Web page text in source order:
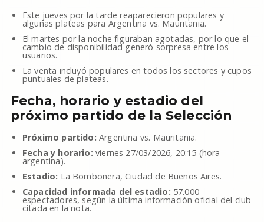
Este jueves por la tarde reaparecieron populares y
algunas plateas para Argentina vs. Mauritania.
El martes por la noche figuraban agotadas, por lo que el
cambio de disponibilidad generó sorpresa entre los
usuarios.
La venta incluyó populares en todos los sectores y cupos
puntuales de plateas.
Fecha, horario y estadio del
próximo partido de la Selección
Próximo partido: Argentina vs. Mauritania.
Fecha y horario: viernes 27/03/2026, 20:15 (hora
argentina).
Estadio: La Bombonera, Ciudad de Buenos Aires.
Capacidad informada del estadio: 57.000
espectadores, según la última información oficial del club
citada en la nota.